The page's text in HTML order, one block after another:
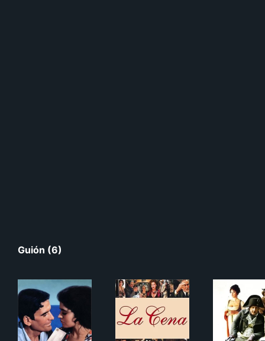
Guión (6)